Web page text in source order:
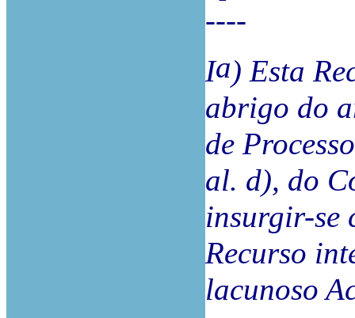
----
Ia) Esta
abrigo do
de
al. d), do
insurgir-se
Recurso
lacunoso